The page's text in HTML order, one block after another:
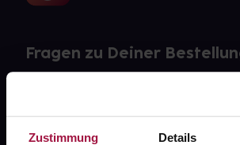
Zustimmung Details
Fragen zu Deiner